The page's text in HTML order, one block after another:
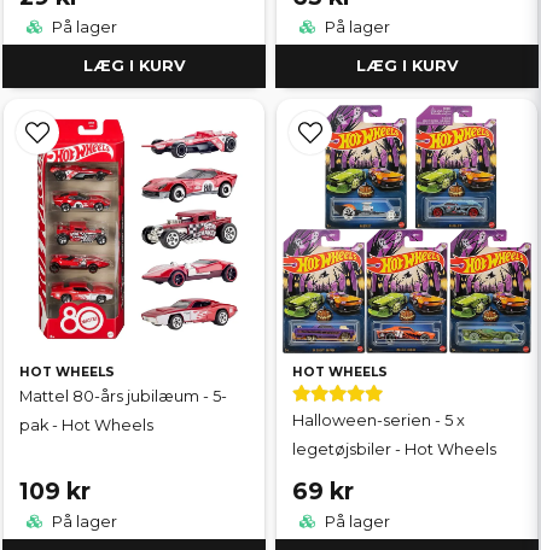
På lager
LÆG I KURV
På lager
LÆG I KURV
HOT WHEELS
Mattel 80-års jubilæum - 5-
pak - Hot Wheels
109 kr
På lager
HOT WHEELS
Halloween-serien - 5 x
legetøjsbiler - Hot Wheels
69 kr
På lager